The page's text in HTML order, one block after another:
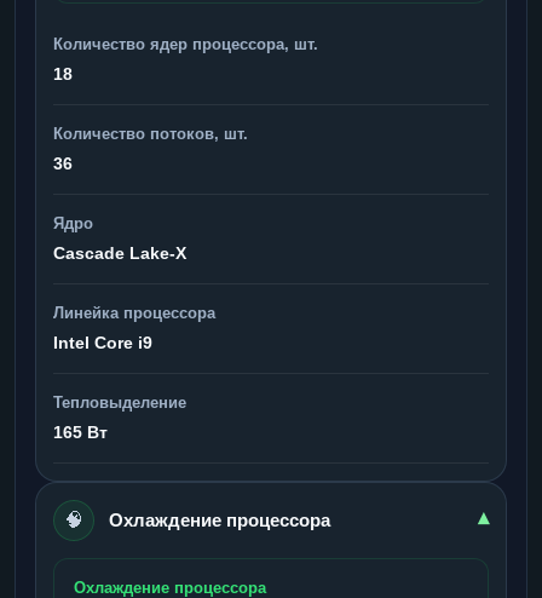
Количество ядер процессора, шт.
18
Количество потоков, шт.
36
Ядро
Cascade Lake-X
Линейка процессора
Intel Core i9
Тепловыделение
165 Вт
🧠 Охлаждение процессора ▾
Охлаждение процессора